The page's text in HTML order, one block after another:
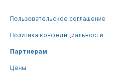
Пользовательское соглашение
Политика конфедициальности
Партнерам
Цены